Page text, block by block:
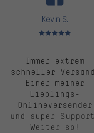
Kevin S.
Bewertungen: 5 von 5
Immer extrem
schneller
Einer meiner
Lieblings-
Onlineversender
und super
Weiter so!